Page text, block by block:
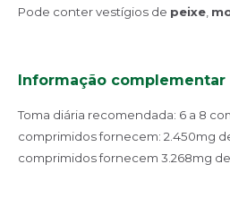
Pode conter vestígios de peixe
Informação complementar
Toma diária recomendada: 6 a 8
comprimidos fornecem: 2.450mg
comprimidos fornecem 3.268mg